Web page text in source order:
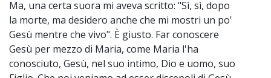
Ma, una certa suora mi aveva scritto: "Sì, sì, dopo
la morte, ma desidero anche che mi mostri un po'
Gesù mentre che vivo". È giusto. Far conoscere
Gesù per mezzo di Maria, come Maria l'ha
conosciuto, Gesù, nel suo intimo, Dio e uomo, suo